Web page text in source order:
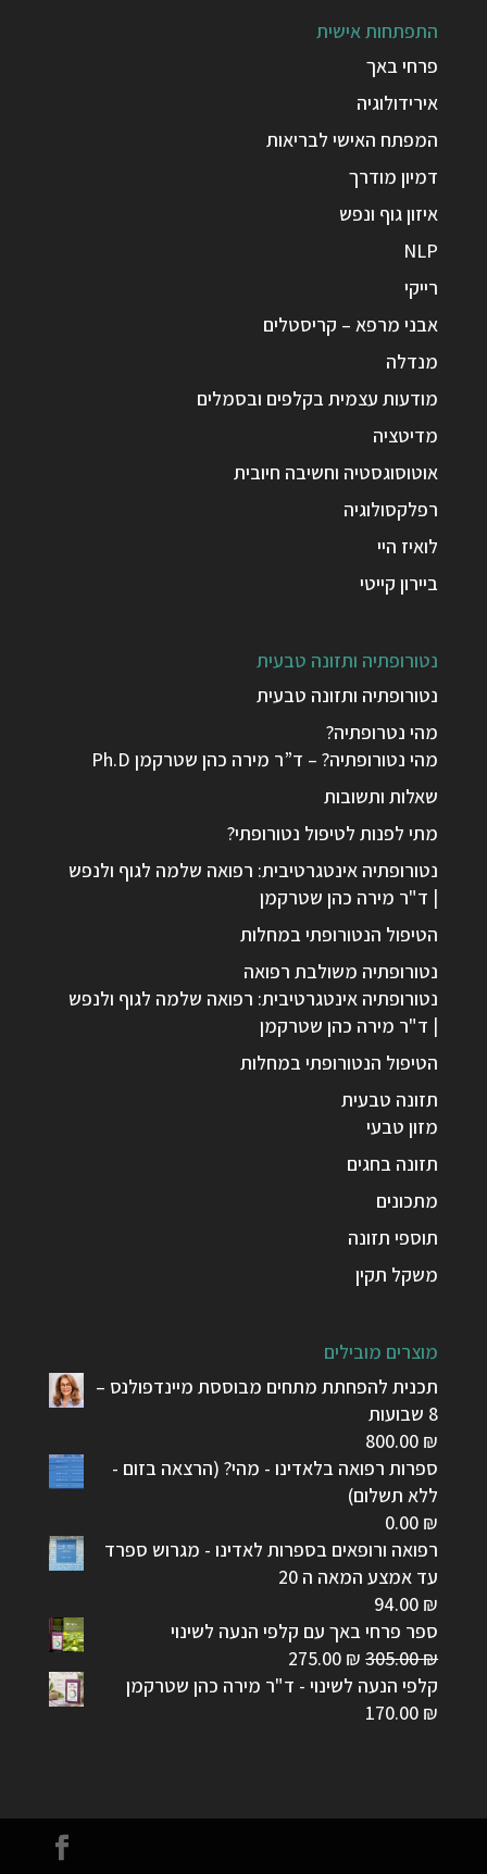
התפתחות אישית
פרחי באך
אירידולוגיה
המפתח האישי לבריאות
דמיון מודרך
איזון גוף ונפש
NLP
רייקי
אבני מרפא – קריסטלים
מנדלה
מודעות עצמית בקלפים ובסמלים
מדיטציה
אוטוסוגסטיה וחשיבה חיובית
רפלקסולוגיה
לואיז היי
ביירון קייטי
נטורופתיה ותזונה טבעית
נטורופתיה ותזונה טבעית
מהי נטרופתיה?
מהי נטורופתיה? – ד”ר מירה כהן שטרקמן Ph.D
שאלות ותשובות
מתי לפנות לטיפול נטורופתי?
נטורופתיה אינטגרטיבית: רפואה שלמה לגוף ולנפש
| ד"ר מירה כהן שטרקמן
הטיפול הנטורופתי במחלות
נטורופתיה משולבת רפואה
נטורופתיה אינטגרטיבית: רפואה שלמה לגוף ולנפש
| ד"ר מירה כהן שטרקמן
הטיפול הנטורופתי במחלות
תזונה טבעית
מזון טבעי
תזונה בחגים
מתכונים
תוספי תזונה
משקל תקין
מוצרים מובילים
תכנית להפחתת מתחים מבוססת מיינדפולנס –
8 שבועות
800.00 ₪
ספרות רפואה בלאדינו - מהי? (הרצאה בזום -
ללא תשלום)
0.00 ₪
רפואה ורופאים בספרות לאדינו - מגרוש ספרד
עד אמצע המאה ה 20
94.00 ₪
ספר פרחי באך עם קלפי הנעה לשינוי
305.00₪
המחיר
המקורי
275.00 ₪
המחיר
הנוכחי
קלפי הנעה לשינוי - ד"ר מירה כהן שטרקמן
170.00 ₪